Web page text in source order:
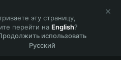
эту страницу,
перейти на English?
использовать
Русский